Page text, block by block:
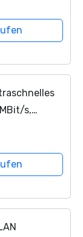
& DSL-
s,
höchster